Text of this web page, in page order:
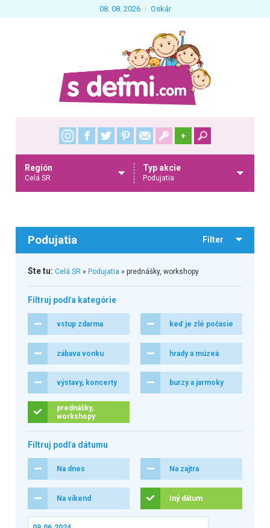
08. 08. 2026 Oskár
+
Región
Celá SR
Typ akcie
Podujatia
Podujatia Filter
Ste tu: Celá SR» Podujatia » prednášky, workshopy
Filtruj podľa kategórie
vstup zdarma keď je zlé počasie
zábava vonku hrady a múzeá
výstavy, koncerty burzy a jarmoky
prednášky,
workshopy
Filtruj podľa dátumu
Na dnes Na zajtra
Na víkend Iný dátum